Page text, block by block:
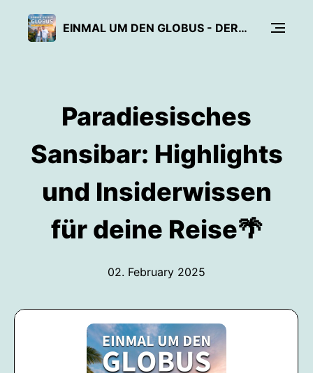
EINMAL UM DEN GLOBUS - DER REISE PODCAST
Paradiesisches
Sansibar: Highlights
und Insiderwissen
für deine Reise🌴
02. February 2025